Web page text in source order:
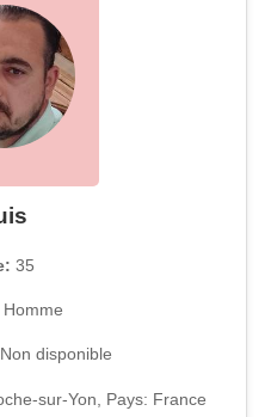
35
Homme
Non disponible
sur-Yon, Pays: France